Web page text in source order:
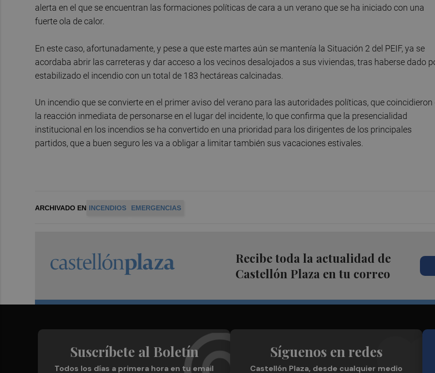
alerta en el que se encuentran las formaciones políticas de cara a un verano que se ha iniciado con una
fuerte ola de calor.
En este caso, afortunadamente, y pese a que este martes aún se mantenía la Situación 2 del PEIF, ya se
acordaba abrir las carreteras y dar acceso a los vecinos desalojados a sus viviendas, tras haberse dado
estabilizado el incendio con un total de 183 hectáreas calcinadas.
Un incendio que se convierte en el primer aviso del verano para las autoridades políticas, que coincidieron
la reacción inmediata de personarse en el lugar del incidente, lo que confirma que la presencialidad
institucional en los incendios se ha convertido en una prioridad para los dirigentes de los principales
partidos, que a buen seguro les va a obligar a limitar también sus vacaciones estivales.
ARCHIVADO EN INCENDIOS EMERGENCIAS
Recibe toda la actualidad de
Castellón Plaza en tu correo
Suscríbete al Boletín
Todos los días a primera hora en tu email
Síguenos en redes
Castellón Plaza, desde cualquier medio